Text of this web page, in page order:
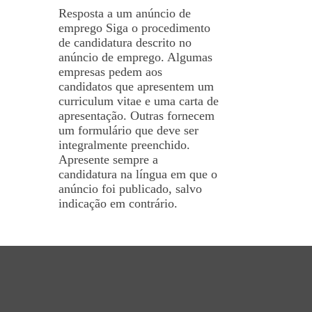
Resposta a um anúncio de
emprego Siga o procedimento
de candidatura descrito no
anúncio de emprego. Algumas
empresas pedem aos
candidatos que apresentem um
curriculum vitae e uma carta de
apresentação. Outras fornecem
um formulário que deve ser
integralmente preenchido.
Apresente sempre a
candidatura na língua em que o
anúncio foi publicado, salvo
indicação em contrário.